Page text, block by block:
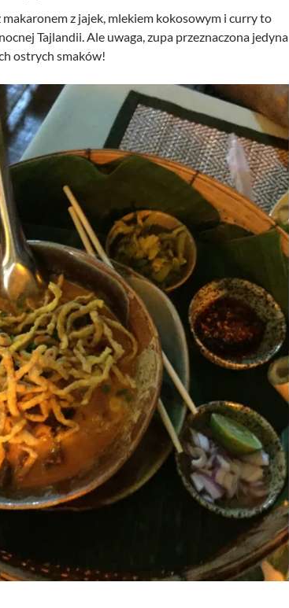
makaronem z jajek, mlekiem kokosowym i curry to
Tajlandii. Ale uwaga, zupa przeznaczona jedyna
ostrych smaków!